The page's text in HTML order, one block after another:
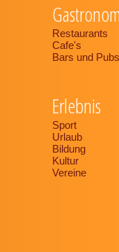
Restaurants
Cafe's
Bars und Pubs
Erlebnis
Sport
Urlaub
Bildung
Kultur
Vereine